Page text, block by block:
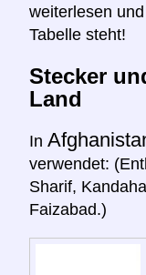
weiterlesen
Tabelle steht!
Stecker
Land
In
verwendet:
Sharif,
Faizabad.)